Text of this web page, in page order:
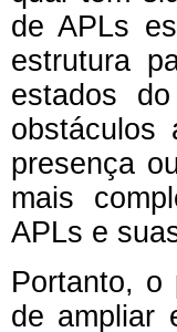
de APLs
estrutura
estados
obstáculos
presença
mais
APLs e
Portanto, o
de ampliar